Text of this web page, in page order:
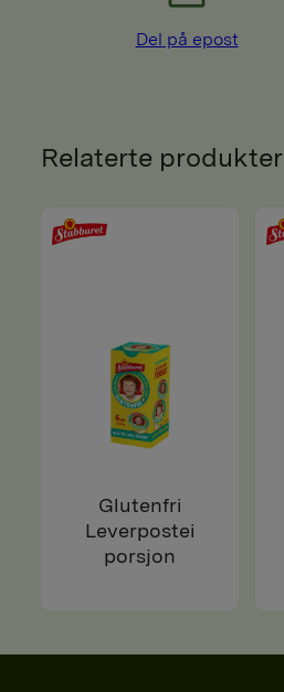
Del på epost
Relaterte produkter
Glutenfri
Leverpostei
porsjon